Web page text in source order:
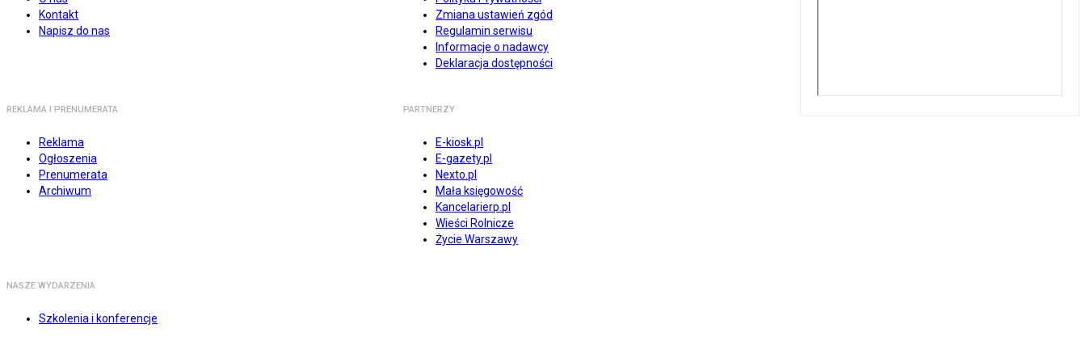
Kontakt
Napisz do nas
Zmiana ustawień zgód
Regulamin serwisu
Informacje o nadawcy
Deklaracja dostępności
REKLAMA I PRENUMERATA
Reklama
Ogłoszenia
Prenumerata
Archiwum
PARTNERZY
E-kiosk.pl
E-gazety.pl
Nexto.pl
Mała księgowość
Kancelarierp.pl
Wieści Rolnicze
Życie Warszawy
NASZE WYDARZENIA
Szkolenia i konferencje